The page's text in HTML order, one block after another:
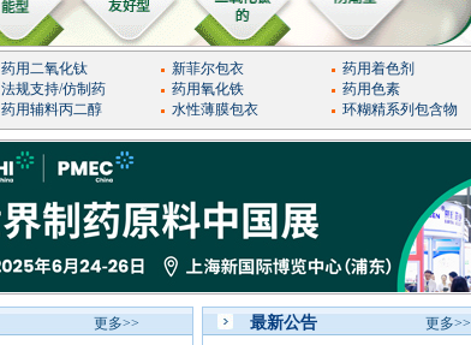
药用二氧化钛 新菲尔包衣
药用着色剂
法规支持/仿制药 药用氧化铁
药用色素
药用辅料丙二醇 水性薄膜包衣 环糊精系列包含物
更多>>
最新公告 更多>>